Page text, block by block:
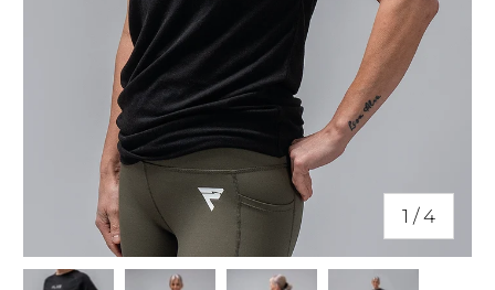
1 /av
4